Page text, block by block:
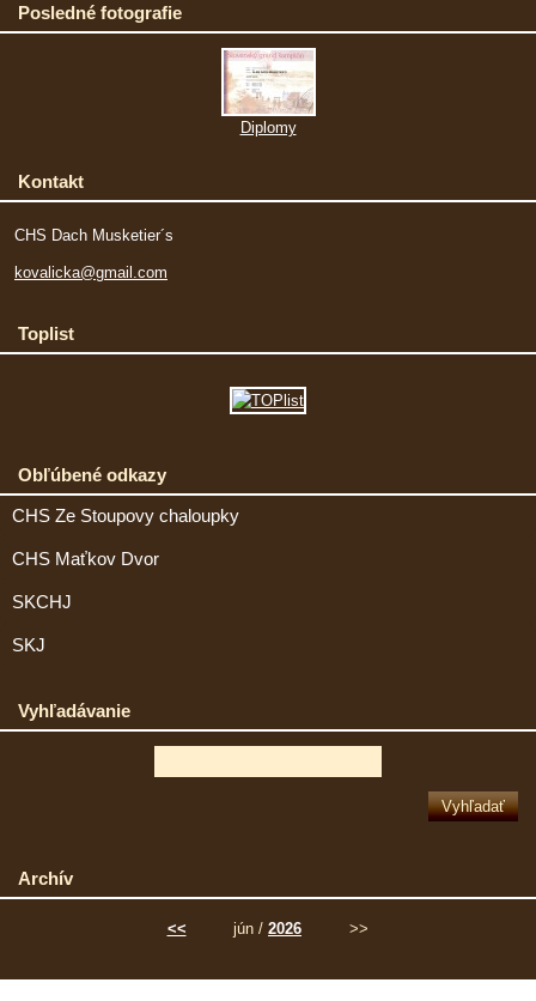
Posledné fotografie
Diplomy
Kontakt
CHS Dach Musketier´s
kovalicka@gmail.com
Toplist
Obľúbené odkazy
CHS Ze Stoupovy chaloupky
CHS Maťkov Dvor
SKCHJ
SKJ
Vyhľadávanie
Archív
<< jún / 2026 >>